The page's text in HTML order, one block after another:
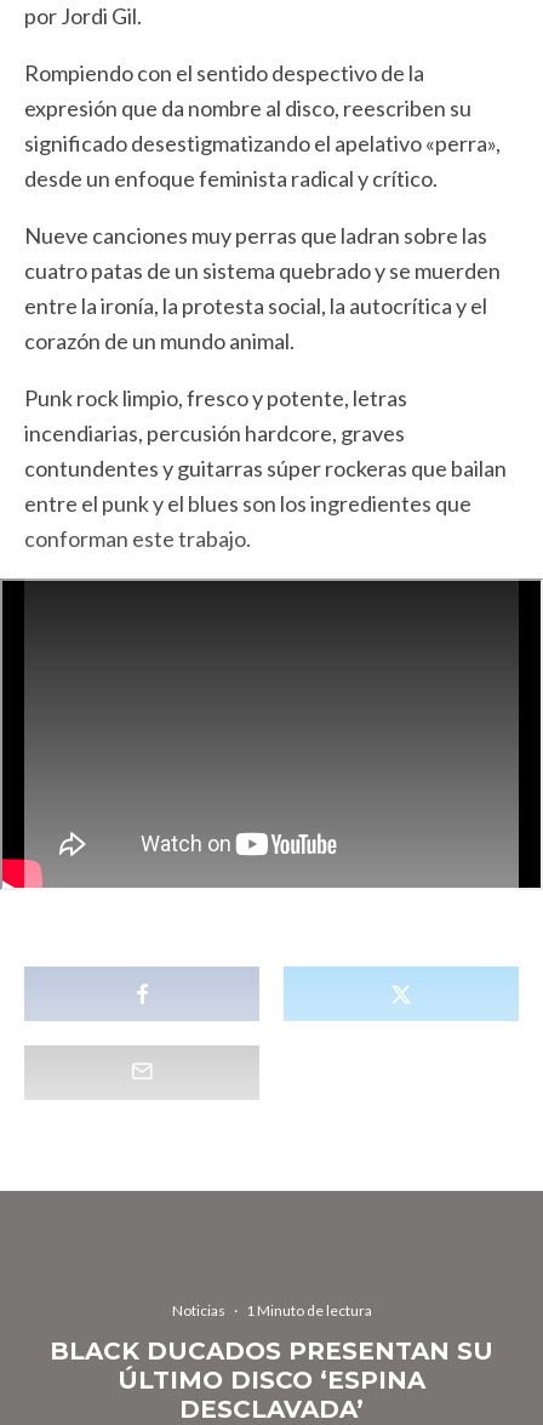
por Jordi Gil.
Rompiendo con el sentido despectivo de la
expresión que da nombre al disco, reescriben su
significado desestigmatizando el apelativo «perra»,
desde un enfoque feminista radical y crítico.
Nueve canciones muy perras que ladran sobre las
cuatro patas de un sistema quebrado y se muerden
entre la ironía, la protesta social, la autocrítica y el
corazón de un mundo animal.
Punk rock limpio, fresco y potente, letras
incendiarias, percusión hardcore, graves
contundentes y guitarras súper rockeras que bailan
entre el punk y el blues son los ingredientes que
conforman este trabajo.
Noticias · 1 Minuto de lectura
BLACK DUCADOS PRESENTAN SU
ÚLTIMO DISCO ‘ESPINA
DESCLAVADA’